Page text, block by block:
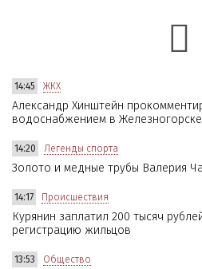
14:45 ЖКХ
Александр Хинштейн
водоснабжением в Железногорске
14:20 Легенды спорта
Золото и медные трубы Валерия
14:17 Происшествия
Курянин заплатил 200 тысяч
регистрацию жильцов
13:53 Общество